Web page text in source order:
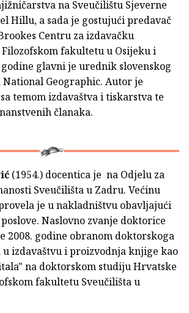
na Sveučilištu Sjeverne
Hillu, a sada je gostujući predavač
Centru za izdavačku
fakultetu u Osijeku i
godine glavni je urednik slovenskog
National Geographic. Autor je
temom izdavaštva i tiskarstva te
članaka.
(1954.) docentica je na Odjelu za
Sveučilišta u Zadru. Većinu
je u nakladništvu obavljajući
Naslovno zvanje doktorice
2008. godine obranom doktorskoga
izdavaštvu i proizvodnja knjige kao
na doktorskom studiju Hrvatske
fakultetu Sveučilišta u